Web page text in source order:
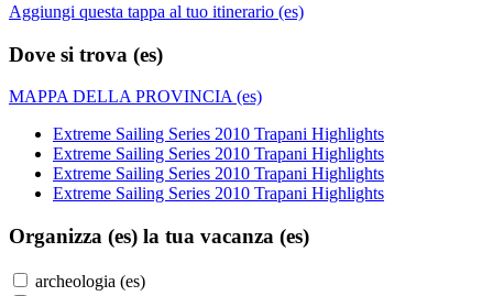
Aggiungi questa tappa al tuo itinerario (es)
Dove si trova (es)
MAPPA DELLA PROVINCIA (es)
Extreme Sailing Series 2010 Trapani Highlights
Extreme Sailing Series 2010 Trapani Highlights
Extreme Sailing Series 2010 Trapani Highlights
Extreme Sailing Series 2010 Trapani Highlights
Organizza (es) la tua vacanza (es)
archeologia (es)